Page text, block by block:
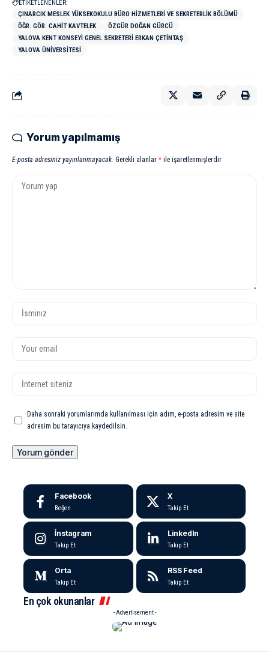
ETİKETLENENLER:
ÇINARCIK MESLEK YÜKSEKOKULU BÜRO HIZMETLERI VE SEKRETERLIK BÖLÜMÜ
ÖĞR. GÖR. CAHIT KAVTELEK
ÖZGÜR DOĞAN GÜRCÜ
YALOVA KENT KONSEYI GENEL SEKRETERI ERKAN ÇETINTAŞ
YALOVA ÜNIVERSITESI
Yorum yapılmamış
E-posta adresiniz yayınlanmayacak. Gerekli alanlar * ile işaretlenmişlerdir
Daha sonraki yorumlarımda kullanılması için adım, e-posta adresim ve site
adresim bu tarayıcıya kaydedilsin.
Facebook
Beğen
X
Takip Et
İnstagram
Takip Et
LinkedIn
Takip Et
Orta
Takip Et
RSS Feed
Takip Et
En çok okunanlar
- Advertisement -